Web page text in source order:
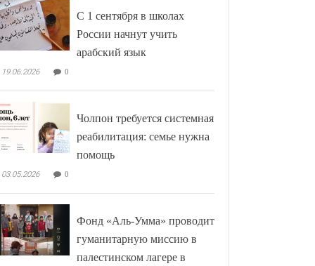
С 1 сентября в школах
России начнут учить
арабский язык
19.06.2026 0
Чолпон требуется системная
реабилитация: семье нужна
помощь
03.05.2026 0
Фонд «Аль-Умма» проводит
гуманитарную миссию в
палестинском лагере в